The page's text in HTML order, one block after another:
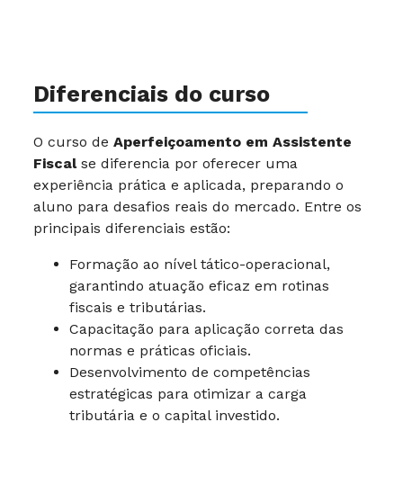
Diferenciais do curso
O curso de Aperfeiçoamento em Assistente
Fiscalse diferencia por oferecer uma
experiência prática e aplicada, preparando o
aluno para desafios reais do mercado. Entre os
principais diferenciais estão:
Formação ao nível tático-operacional,
garantindo atuação eficaz em rotinas
fiscais e tributárias.
Capacitação para aplicação correta das
normas e práticas oficiais.
Desenvolvimento de competências
estratégicas para otimizar a carga
tributária e o capital investido.